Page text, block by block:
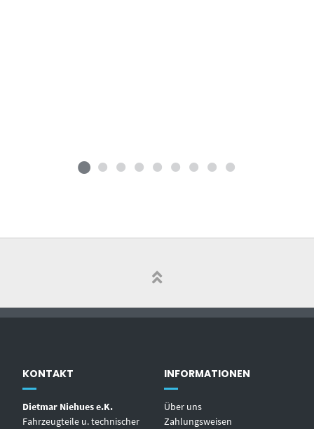
KONTAKT
Dietmar Niehues e.K.
Fahrzeugteile u. technischer
INFORMATIONEN
Über uns
Zahlungsweisen